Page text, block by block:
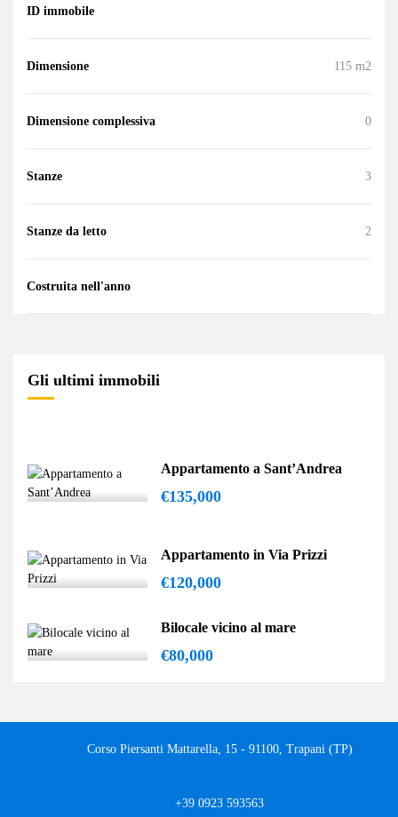
ID immobile
Dimensione 115 m2
Dimensione complessiva 0
Stanze 3
Stanze da letto 2
Costruita nell'anno
Gli ultimi immobili
Appartamento a Sant’Andrea
€135,000
Appartamento in Via Prizzi
€120,000
Bilocale vicino al mare
€80,000
Corso Piersanti Mattarella, 15 - 91100, Trapani (TP)
+39 0923 593563